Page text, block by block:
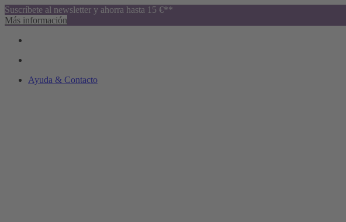
Suscríbete al newsletter y ahorra hasta 15 €**
Más información
Ayuda & Contacto